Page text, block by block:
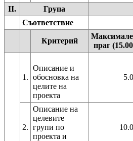
II. Група
Съответствие
Критерий
праг
1.
Описание и
обосновка на
целите на
проекта
2.
Описание на
целевите
групи по
проекта и